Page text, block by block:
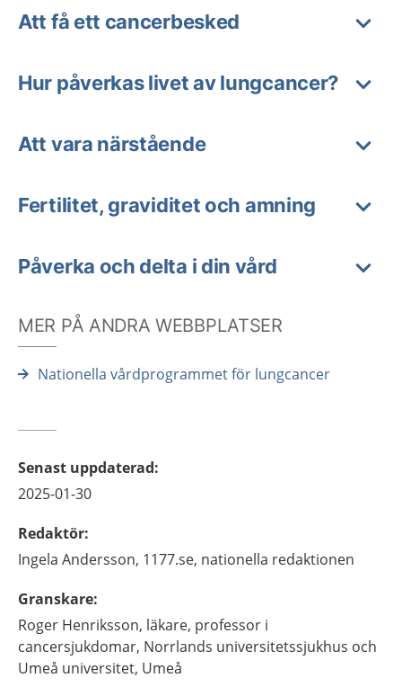
Att få ett cancerbesked
Hur påverkas livet av lungcancer?
Att vara närstående
Fertilitet, graviditet och amning
Påverka och delta i din vård
MER PÅ ANDRA WEBBPLATSER
Nationella vårdprogrammet för lungcancer
Senast uppdaterad:
2025-01-30
Redaktör:
Ingela Andersson, 1177.se, nationella redaktionen
Granskare:
Roger Henriksson, läkare, professor i
cancersjukdomar, Norrlands universitetssjukhus och
Umeå universitet, Umeå